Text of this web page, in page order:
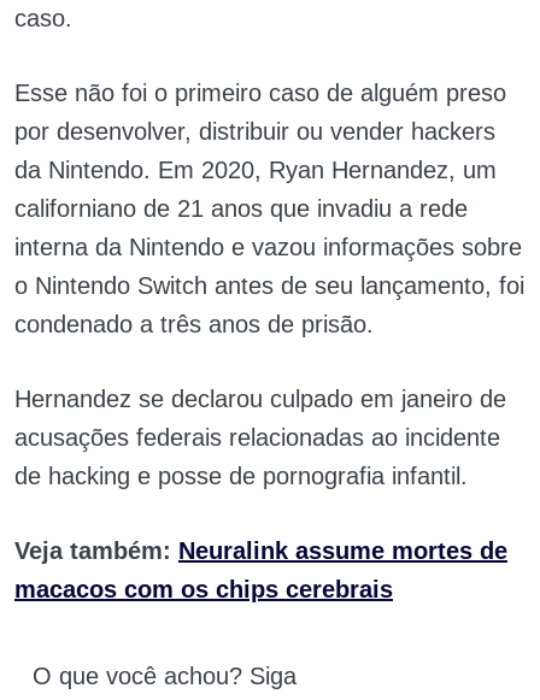
caso.
Esse não foi o primeiro caso de alguém preso
por desenvolver, distribuir ou vender hackers
da Nintendo. Em 2020, Ryan Hernandez, um
californiano de 21 anos que invadiu a rede
interna da Nintendo e vazou informações sobre
o Nintendo Switch antes de seu lançamento, foi
condenado a três anos de prisão.
Hernandez se declarou culpado em janeiro de
acusações federais relacionadas ao incidente
de hacking e posse de pornografia infantil.
Veja também: Neuralink assume mortes de
macacos com os chips cerebrais
O que você achou? Siga